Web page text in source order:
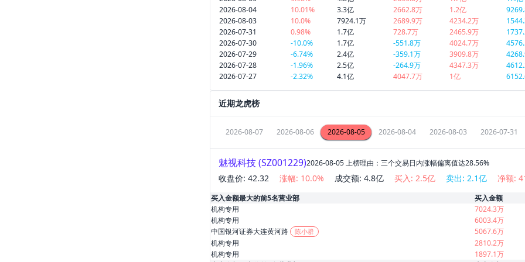
2026-08-04
10.01% 3.3亿 2662.8万 1.2亿
2026-08-03
10.0% 7924.1万 2689.9万 4234.2万
2026-07-31
0.98% 1.7亿 728.7万 2465.9万
2026-07-30
-10.0% 1.7亿 -551.8万 4024.7万
2026-07-29
-6.74% 2.4亿 -359.1万 3909.8万
2026-07-28
-1.96% 2.5亿 -264.9万 4347.3万
2026-07-27
-2.32% 4.1亿 4047.7万 1亿
近期龙虎榜
2026-08-07 2026-08-06 2026-08-05 2026-08-04 2026-08-03 2026-07-31
魅视科技(SZ001229)2026-08-05上榜理由：三个交易日内涨幅偏离值达28.56%
收盘价:42.32 涨幅: 10.0% 成交额:4.8亿 买入:2.5亿 卖出:2.1亿 净额:
买入金额最大的前5名营业部
买入金额
机构专用
7024.3万
机构专用
6003.4万
中国银河证券大连黄河路
陈小群
5067.6万
机构专用
2810.2万
机构专用
1897.1万